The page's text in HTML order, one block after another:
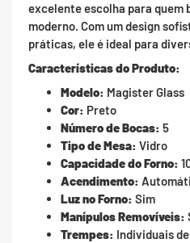
excelente escolha para quem
moderno. Com um design
práticas, ele é ideal para
Características do Produto:
Modelo: Magister Glass
Cor: Preto
Número de Bocas: 5
Tipo de Mesa: Vidro
Capacidade do Forno:
Acendimento:
Luz no Forno: Sim
Manípulos Removíveis:
Trempes: Individuais